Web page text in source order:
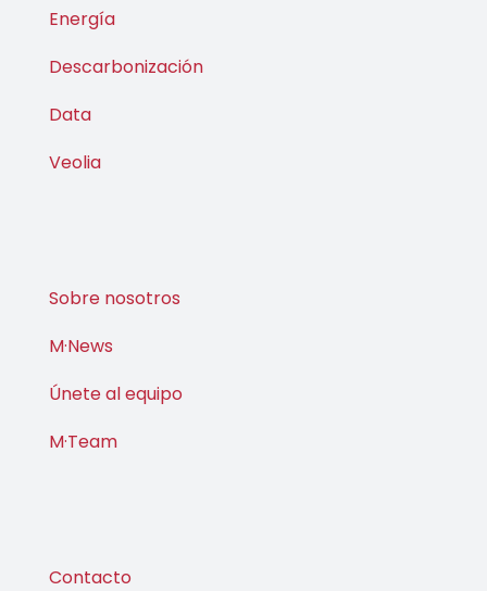
Energía
Descarbonización
Data
Veolia
Sobre nosotros
M·News
Únete al equipo
M·Team
Contacto